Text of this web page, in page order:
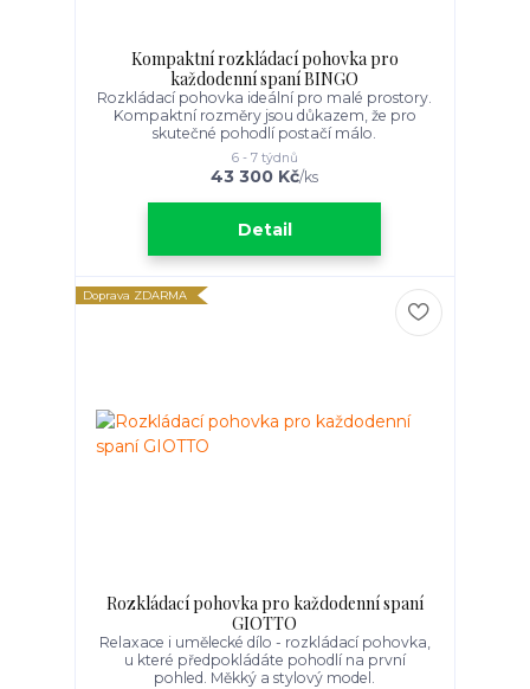
Kompaktní rozkládací pohovka pro
každodenní spaní BINGO
Rozkládací pohovka ideální pro malé prostory.
Kompaktní rozměry jsou důkazem, že pro
skutečné pohodlí postačí málo.
43 300 Kč/ks
6 - 7 týdnů
Detail
Doprava ZDARMA
Rozkládací pohovka pro každodenní spaní
GIOTTO
Relaxace i umělecké dílo - rozkládací pohovka,
u které předpokládáte pohodlí na první
pohled. Měkký a stylový model.